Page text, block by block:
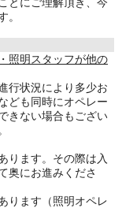
。
照明スタッフが他の
行状況により多少お
ども同時にオペレー
きない場合もござい
ります。その際は入
奥にお進みくださ
ります（照明オペレ